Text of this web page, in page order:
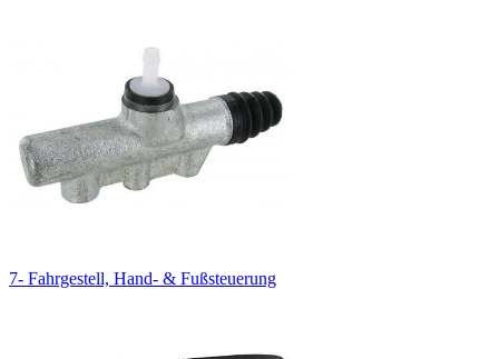
7- Fahrgestell, Hand- & Fußsteuerung